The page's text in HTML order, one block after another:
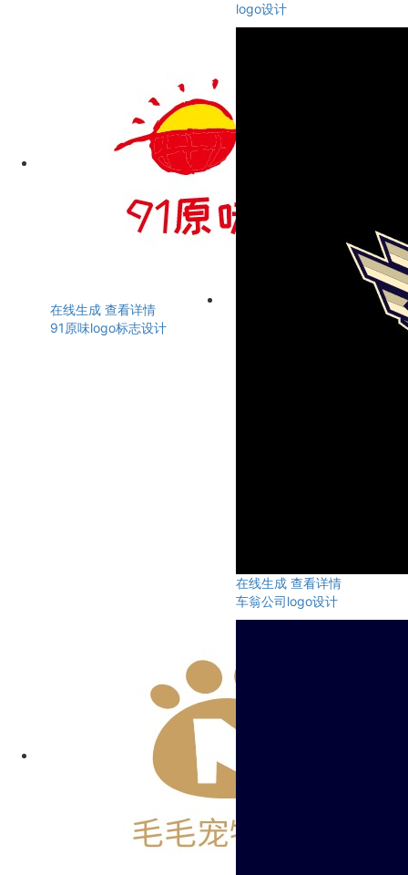
logo设计
在线生成 查看详情
91原味logo标志设计
在线生成 查看详情
车翁公司logo设计